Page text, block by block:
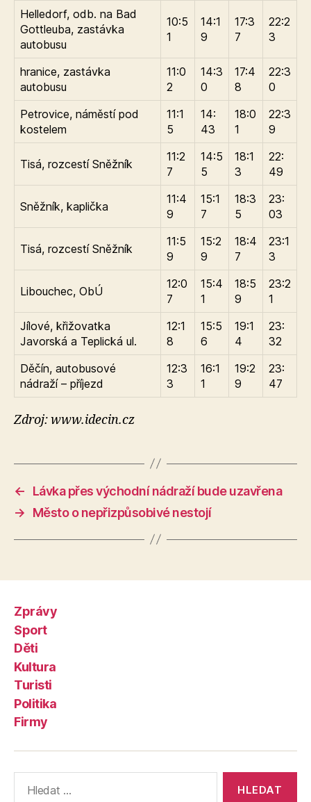
Helledorf, odb. na Bad
Gottleuba, zastávka
autobusu
10:5
1
14:1
9
17:3
7
22:2
3
hranice, zastávka
autobusu
11:0
2
14:3
0
17:4
8
22:3
0
Petrovice, náměstí pod
kostelem
11:1
5
14:
43
18:0
1
22:3
9
Tisá, rozcestí Sněžník
11:2
7
14:5
5
18:1
3
22:
49
Sněžník, kaplička
11:4
9
15:1
7
18:3
5
23:
03
Tisá, rozcestí Sněžník
11:5
9
15:2
9
18:4
7
23:1
3
Libouchec, ObÚ
12:0
7
15:4
1
18:5
9
23:2
1
Jílové, křižovatka
Javorská a Teplická ul.
12:1
8
15:5
6
19:1
4
23:
32
Děčín, autobusové
nádraží – příjezd
12:3
3
16:1
1
19:2
9
23:
47
Zdroj: www.idecin.cz
←
Lávka přes východní nádraží bude uzavřena
→
Město o nepřizpůsobivé nestojí
Zprávy
Sport
Děti
Kultura
Turisti
Politika
Firmy
vyhledávání: